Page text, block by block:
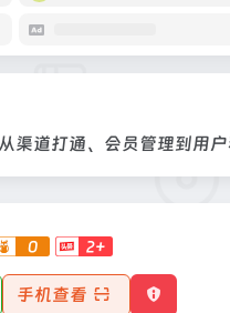
渠道打通、会员管理到用户
0 2+
手机查看